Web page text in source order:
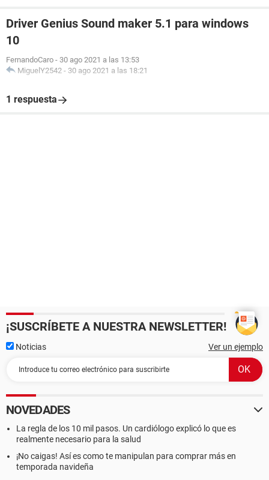
Driver Genius Sound maker 5.1 para windows
10
FernandoCaro - 30 ago 2021 a las 13:53
MiguelY2542 - 30 ago 2021 a las 18:21
1 respuesta
¡SUSCRÍBETE A NUESTRA NEWSLETTER!
Noticias Ver un ejemplo
NOVEDADES
La regla de los 10 mil pasos. Un cardiólogo explicó lo que es
realmente necesario para la salud
¡No caigas! Así es como te manipulan para comprar más en
temporada navideña